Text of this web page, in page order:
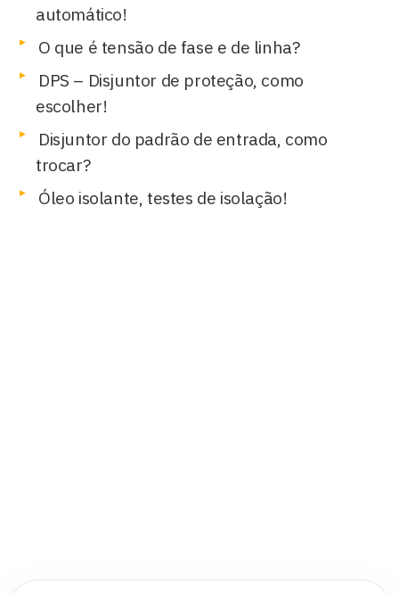
automático!
O que é tensão de fase e de linha?
DPS – Disjuntor de proteção, como
escolher!
Disjuntor do padrão de entrada, como
trocar?
Óleo isolante, testes de isolação!